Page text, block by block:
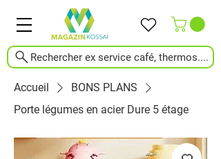
Rechercher ex service café, thermos....
Accueil
BONS PLANS
Porte légumes en acier Dure 5 étage